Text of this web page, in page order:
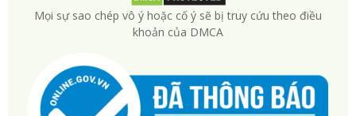
Mọi sự sao chép vô ý hoặc cố ý sẽ bị truy cứu theo điều
khoản của DMCA